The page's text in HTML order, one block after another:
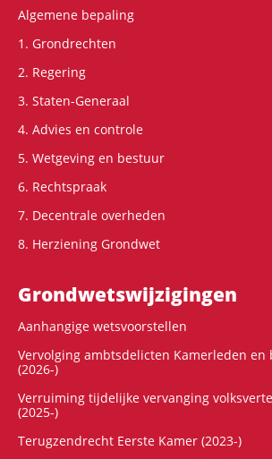
Algemene bepaling
1. Grondrechten
2. Regering
3. Staten-Generaal
4. Advies en controle
5. Wetgeving en bestuur
6. Rechtspraak
7. Decentrale overheden
8. Herziening Grondwet
Grondwets­wijzigingen
Aanhangige wetsvoorstellen
Vervolging ambtsdelicten Kamerleden en
(2026-)
Verruiming tijdelijke vervanging
(2025-)
Terugzendrecht Eerste Kamer (2023-)